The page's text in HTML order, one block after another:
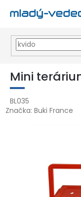
Prejsť
obsah
EUR
Mini
BL035
Značka: Buki France